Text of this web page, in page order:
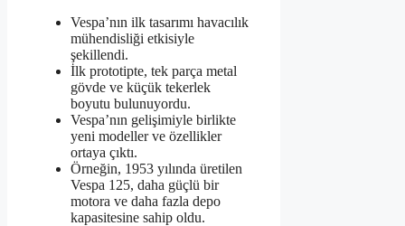
Vespa’nın ilk tasarımı havacılık
mühendisliği etkisiyle
şekillendi.
İlk prototipte, tek parça metal
gövde ve küçük tekerlek
boyutu bulunuyordu.
Vespa’nın gelişimiyle birlikte
yeni modeller ve özellikler
ortaya çıktı.
Örneğin, 1953 yılında üretilen
Vespa 125, daha güçlü bir
motora ve daha fazla depo
kapasitesine sahip oldu.